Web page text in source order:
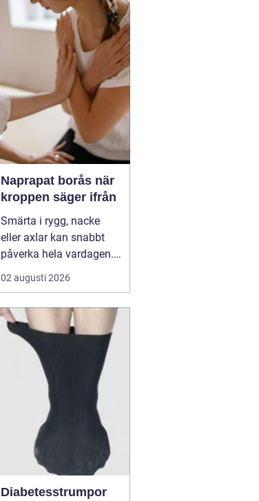
på konflikter och
problem som uppstår.06
augusti 2026
Naprapat borås när
kroppen säger ifrån
Smärta i rygg, nacke
eller axlar kan snabbt
påverka hela vardagen.
Sömn, jobb, träning och
humör hänger ofta ihop
När värken inte ger med
sig börjar många söka
efter en Naprapat Borås
för att få en mer grundlig
bedömning och beha...
02 augusti 2026
Diabetesstrumpor